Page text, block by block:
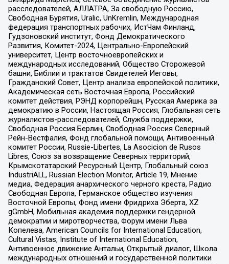
расследователей, АЛЛАТРА, За свободную Россию,
Свободная Бурятия, Uralic, UnKremlin, Международная
федерация транспортных рабочих, ИстЧам Финланд,
Гудзоновский институт, Фонд Демократического
Развития, Комитет-2024, Центрально-Европейский
университет, Центр восточноевропейских и
международных исследований, Общество Сторожевой
башни, Библии и трактатов Свидетелей Иеговы,
Гражданский Совет, Центр анализа европейской политики,
Академическая сеть Восточная Европа, Российский
комитет действия, РЭНД корпорейшн, Русская Америка за
демократию в России, Настоящая Россия, Глобальная сеть
журналистов-расследователей, Служба поддержки,
Свободная Россия Берлин, Свободная Россия Северный
Рейн-Вестфалия, Фонд глобальной помощи, Антивоенный
комитет России, Russie-Libertes, La Asocicion de Rusos
Libres, Союз за возвращение Северных территорий,
Крымскотатарский Ресурсный Центр, Глобальный союз
IndustriALL, Russian Election Monitor, Article 19, Мнение
медиа, Федерация анархического черного креста, Радио
Свободная Европа, Германское общество изучения
Восточной Европы, Фонд имени Фридриха Эберта, XZ
gGmbH, Мобильная академия поддержки гендерной
демократии и миротворчества, Форум имени Льва
Копелева, American Councils for International Education,
Cultural Vistas, Institute of International Education,
Антивоенное движение Антальи, Открытый диалог, Школа
международных отношений и государственной политики